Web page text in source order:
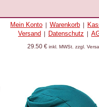
Mein Konto Warenkorb
Versand
Datenschutz
29.50 € inkl. MWSt. zzgl.